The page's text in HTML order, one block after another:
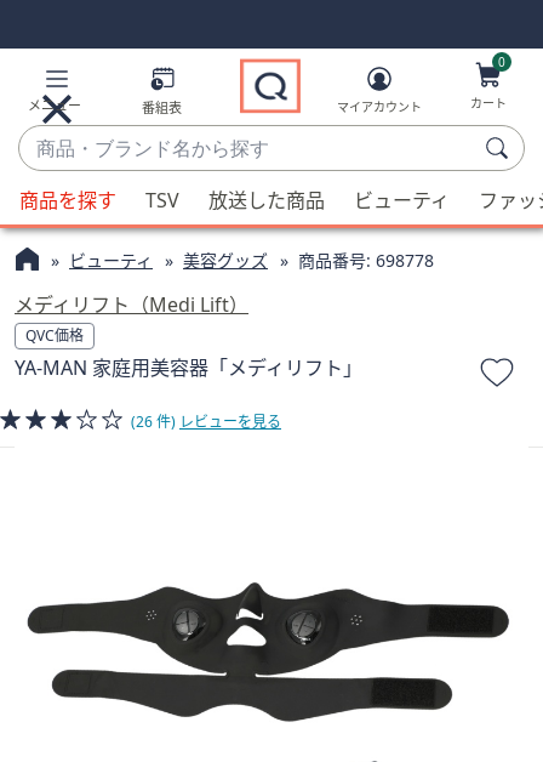
Links
Links2
メニュー 番組表
商
品・
ブ
ラ
ン
名
か
ら
す
候
補
が
利
用
可
能
場
キ
マイアカウント
0
カート
商品を探す TSV 放送した商品 ビューティ ファ
ビューティ 美容グッズ 商品番号: 698778
メディリフト（Medi Lift）
QVC価格
YA-MAN 家庭用美容器「メディリフト」
(26 件) レビューを見る